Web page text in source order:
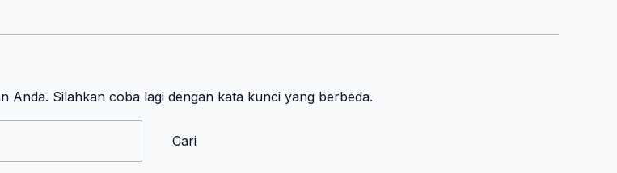
Anda. Silahkan coba lagi dengan kata kunci yang berbeda.